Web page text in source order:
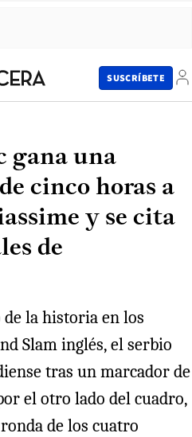
SUSCRÍBETE
gana una
cinco horas a
y se cita
de
la historia en los
Slam inglés, el serbio
tras un marcador de
el otro lado del cuadro,
de los cuatro